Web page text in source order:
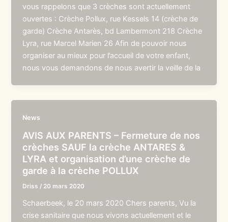
vous rappelons que 3 crèches sont actuellement
ouvertes : Crèche Pollux, rue Kessels 14 (crèche de
garde) Crèche Antarès, bd Lambermont 218 Crèche
Lyra, rue Marcel Marien 26 Afin de pouvoir nous
organiser au mieux pour l’accueil de votre enfant,
nous vous demandons de nous avertir la veille de la
News
AVIS AUX PARENTS – Fermeture de nos
crèches SAUF la crèche ANTARES &
LYRA et organisation d’une crèche de
garde à la crèche POLLUX
Driss / 20 mars 2020
Schaerbeek, le 20 mars 2020 Chers parents, Vu la
crise sanitaire que nous vivons actuellement et le